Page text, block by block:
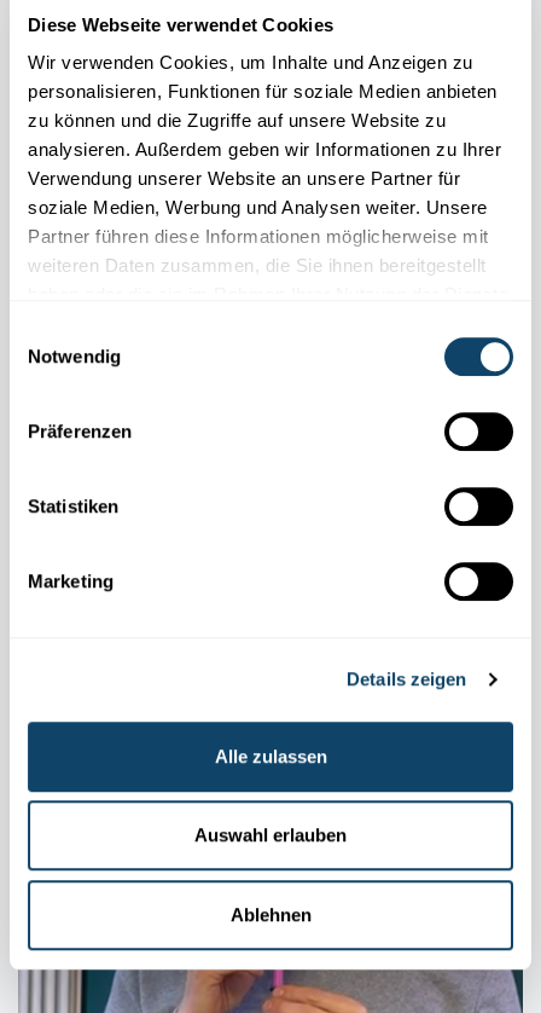
Diese Webseite verwendet Cookies
Wir verwenden Cookies, um Inhalte und Anzeigen zu
personalisieren, Funktionen für soziale Medien anbieten
zu können und die Zugriffe auf unsere Website zu
analysieren. Außerdem geben wir Informationen zu Ihrer
Verwendung unserer Website an unsere Partner für
soziale Medien, Werbung und Analysen weiter. Unsere
Partner führen diese Informationen möglicherweise mit
weiteren Daten zusammen, die Sie ihnen bereitgestellt
Notwendig
Präferenzen
Statistiken
Marketing
Details zeigen
Alle zulassen
Auswahl erlauben
Ablehnen
ENERGIE DER SONNE
Welcher Luftballon platzt schneller in der
FNR
Bau e Schnéimännchen ouni Schnéi – a looss
e schmëlzen